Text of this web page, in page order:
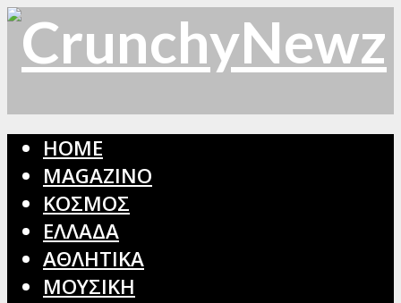
HOME
MAGAZINO
ΚΟΣΜΟΣ
ΕΛΛΑΔΑ
ΑΘΛΗΤΙΚΑ
ΜΟΥΣΙΚΗ